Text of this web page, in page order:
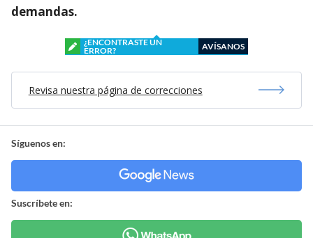
demandas.
¿ENCONTRASTE UN
ERROR?
AVÍSANOS
Revisa nuestra página de correcciones
Síguenos en:
Suscríbete en: